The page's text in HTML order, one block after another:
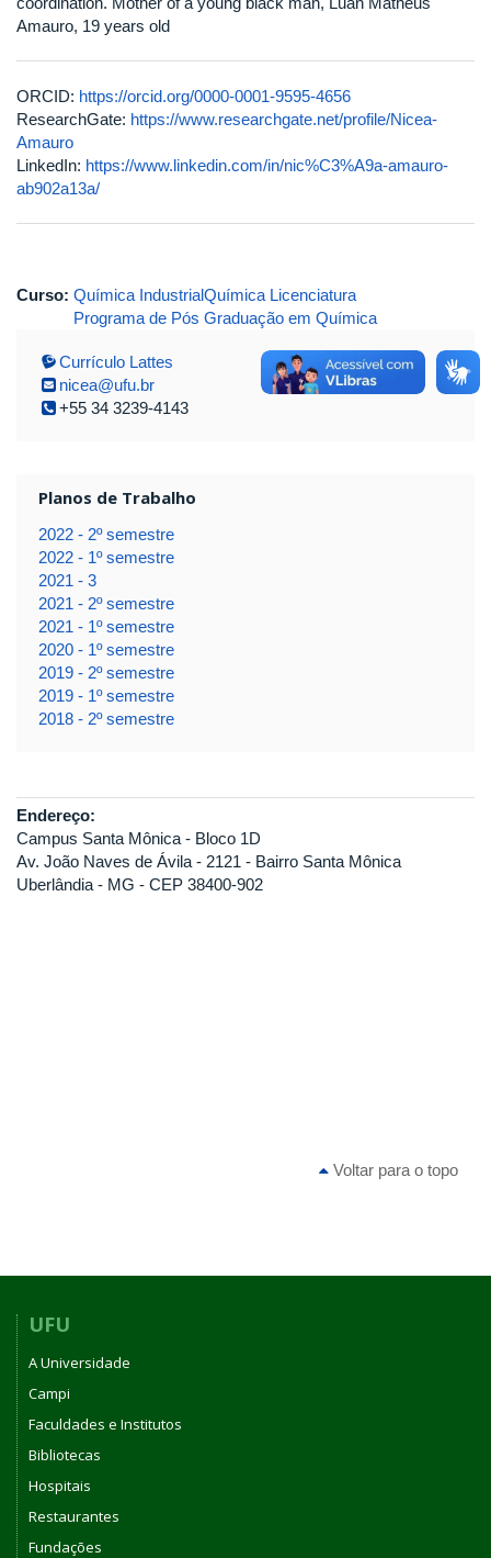
Amauro, 19 years old
ORCID: https://orcid.org/0000-0001-9595-4656
ResearchGate: https://www.researchgate.net/profile/Nicea-
Amauro
LinkedIn: https://www.linkedin.com/in/nic%C3%A9a-amauro-
ab902a13a/
Curso: Química IndustrialQuímica Licenciatura
Programa de Pós Graduação em Química
Currículo Lattes
nicea@ufu.br
+55 34 3239-4143
Planos de Trabalho
2022 - 2º semestre
2022 - 1º semestre
2021 - 3
2021 - 2º semestre
2021 - 1º semestre
2020 - 1º semestre
2019 - 2º semestre
2019 - 1º semestre
2018 - 2º semestre
Endereço:
Campus Santa Mônica - Bloco 1D
Av. João Naves de Ávila - 2121 - Bairro Santa Mônica
Uberlândia - MG - CEP 38400-902
Voltar para o topo
UFU
A Universidade
Campi
Faculdades e Institutos
Bibliotecas
Hospitais
Restaurantes
Fundações